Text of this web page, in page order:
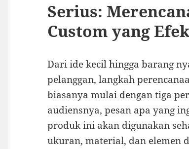
Serius:
Custom yang
Dari ide kecil hingga barang
pelanggan, langkah
biasanya mulai dengan tiga
audiensnya, pesan apa yang
produk ini akan digunakan
ukuran, material, dan elemen